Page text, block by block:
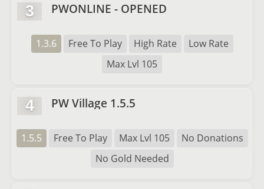
3 PWONLINE - OPENED
1.3.6 Free To Play High Rate
Low Rate
Max Lvl 105
4 PW Village 1.5.5
1.5.5 Free To Play Max Lvl 105
No Donations
No Gold Needed